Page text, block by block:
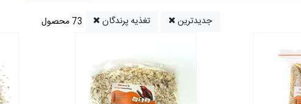
جدیدترین تغذیه پرندگان 73 محصول